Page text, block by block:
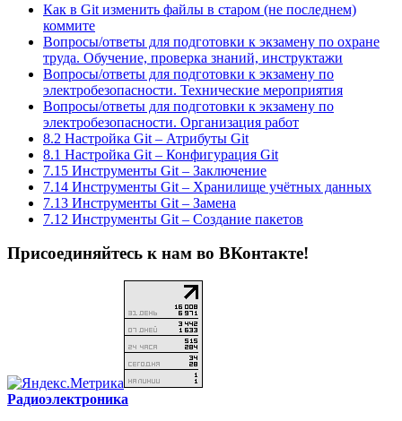
Как в Git изменить файлы в старом (не последнем)
коммите
Вопросы/ответы для подготовки к экзамену по охране
труда. Обучение, проверка знаний, инструктажи
Вопросы/ответы для подготовки к экзамену по
электробезопасности. Технические мероприятия
Вопросы/ответы для подготовки к экзамену по
электробезопасности. Организация работ
8.2 Настройка Git – Атрибуты Git
8.1 Настройка Git – Конфигурация Git
7.15 Инструменты Git – Заключение
7.14 Инструменты Git – Хранилище учётных данных
7.13 Инструменты Git – Замена
7.12 Инструменты Git – Создание пакетов
Присоединяйтесь к нам во ВКонтакте!
Радиоэлектроника